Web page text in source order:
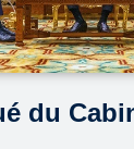
du